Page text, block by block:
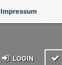
Impressum
LOGIN